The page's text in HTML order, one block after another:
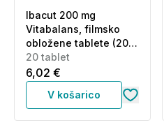
Ibacut 200 mg
Vitabalans, filmsko
obložene tablete (20
tablet)
20 tablet
6,02 €
V košarico